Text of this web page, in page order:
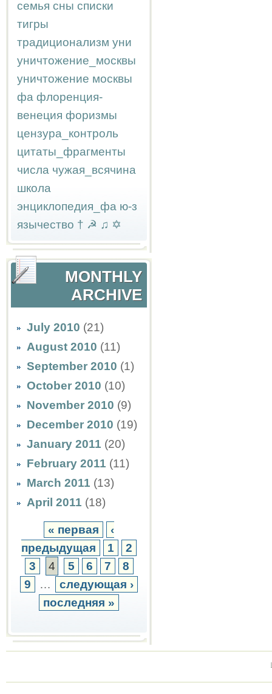
семья сны списки
тигры
традиционализм уни
уничтожение_москвы
уничтожение москвы
фа флоренция-
венеция форизмы
цензура_контроль
цитаты_фрагменты
числа чужая_всячина
школа
энциклопедия_фа ю-з
язычество † ☭ ♫ ✡
MONTHLY
ARCHIVE
July 2010 (21)
August 2010 (11)
September 2010 (1)
October 2010 (10)
November 2010 (9)
December 2010 (19)
January 2011 (20)
February 2011 (11)
March 2011 (13)
April 2011 (18)
« первая
‹
предыдущая
1
2
3
4 5 6 7
8
9
…
следующая ›
последняя »